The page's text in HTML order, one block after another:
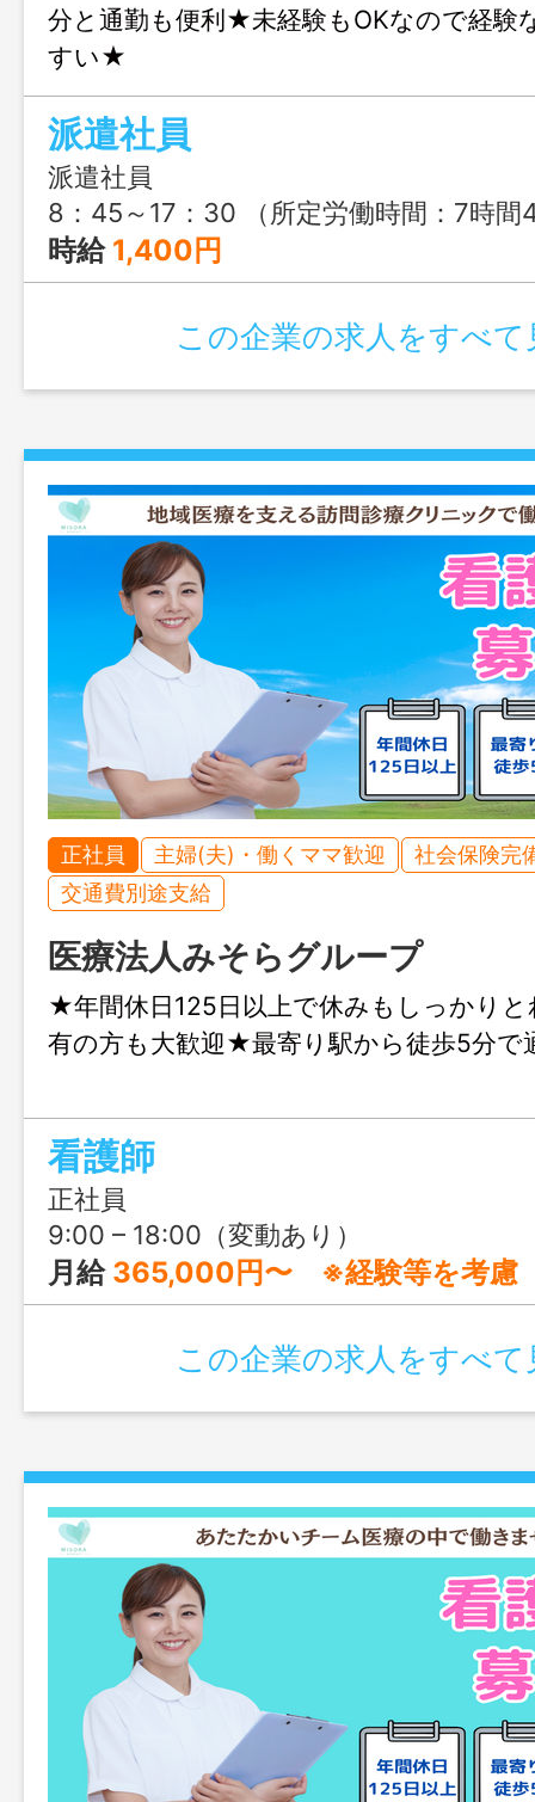
分と通勤も便利★未経験もOKなので経験
すい★
派遣社員
派遣社員
8：45～17：30 （所定労働時間：7時間45分） ※昼休憩：11：30～
時給 1,400円
この企業の求人をすべて
正社員 主婦(夫)・働くママ歓迎
社会保険完
交通費別途支給
医療法人みそらグループ
★年間休日125日以上で休みもしっかり
有の方も大歓迎★最寄り駅から徒歩5分
看護師
正社員
9:00 – 18:00（変動あり）
月給 365,000円〜 ※経験等を考慮
この企業の求人をすべて